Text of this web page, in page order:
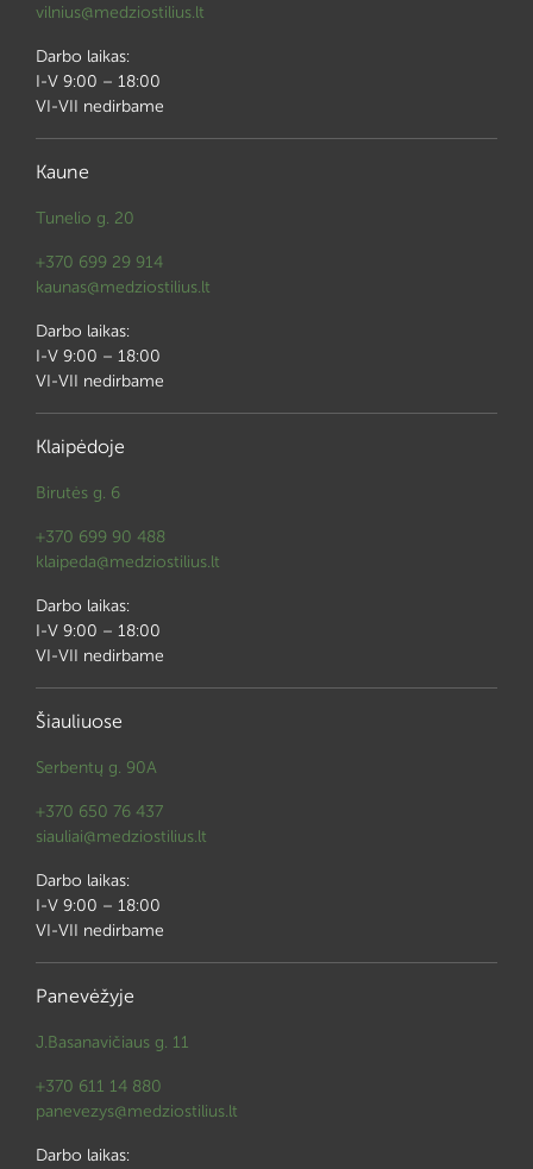
vilnius@medziostilius.lt
Darbo laikas:
I-V 9:00 – 18:00
VI-VII nedirbame
Kaune
Tunelio g. 20
+370 699 29 914
kaunas@medziostilius.lt
Darbo laikas:
I-V 9:00 – 18:00
VI-VII nedirbame
Klaipėdoje
Birutės g. 6
+370 699 90 488
klaipeda@medziostilius.lt
Darbo laikas:
I-V 9:00 – 18:00
VI-VII nedirbame
Šiauliuose
Serbentų g. 90A
+370 650 76 437
siauliai@medziostilius.lt
Darbo laikas:
I-V 9:00 – 18:00
VI-VII nedirbame
Panevėžyje
J.Basanavičiaus g. 11
+370 611 14 880
panevezys@medziostilius.lt
Darbo laikas: